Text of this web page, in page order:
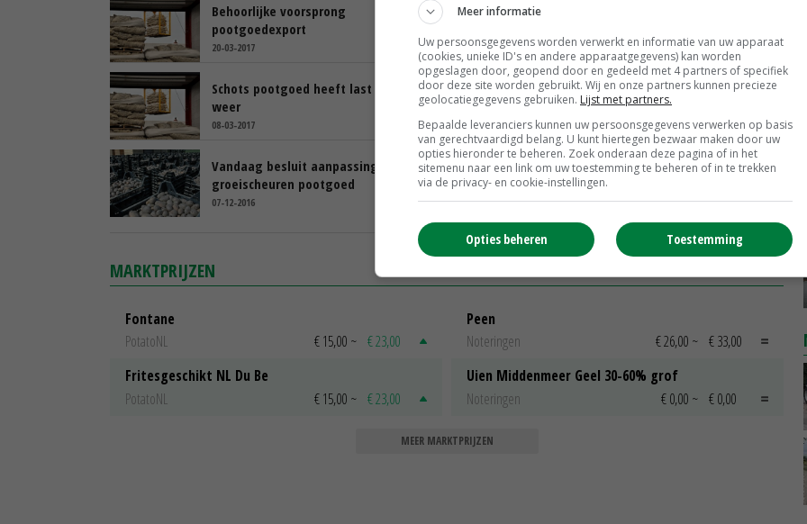
Behoorlijke voorsprong
pootgoedexport
20-03-2017 16-03-2017
Schots pootgoed heeft last van nat
weer
08-03-2017
TV: Fritesindustrie vreest
pootgoedtekort
18-01-2017
Vandaag besluit aanpassing norm
groeischeuren pootgoed
07-12-2016
Akkerbouwer breidt
pootaardappelareaal meer dan 100
hectare uit
03-11-2016
MARKTPRIJZEN
Fontane
PotatoNL
€ 15,00 ~ € 23,00
Fritesgeschikt NL Du Be
PotatoNL
€ 15,00 ~ € 23,00
Peen
Noteringen
€ 26,00 ~ € 33,00
Uien Middenmeer Geel 30-60% grof
Noteringen
€ 0,00 ~ € 0,00
MEER MARKTPRIJZEN
Meer informatie
Uw persoonsgegevens worden verwerkt en informatie van uw apparaat
(cookies, unieke ID's en andere apparaatgegevens) kan worden
opgeslagen door, geopend door en gedeeld met 4 partners of specifiek
door deze site worden gebruikt. Wij en onze partners kunnen precieze
geolocatiegegevens gebruiken. Lijst met partners.
Bepaalde leveranciers kunnen uw persoonsgegevens verwerken op basis
van gerechtvaardigd belang. U kunt hiertegen bezwaar maken door uw
opties hieronder te beheren. Zoek onderaan deze pagina of in het
sitemenu naar een link om uw toestemming te beheren of in te trekken
via de privacy- en cookie-instellingen.
Toestemming
Opties beheren